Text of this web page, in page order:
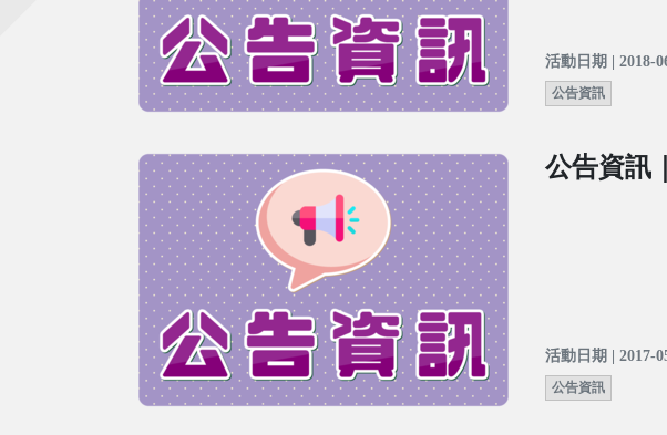
活動日期 | 2018-
公告資訊
公告資訊
活動日期 | 2017-
公告資訊